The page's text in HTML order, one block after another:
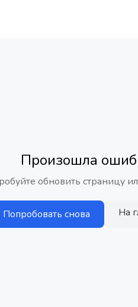
Произошла
обновить страницу
Попробовать снова На